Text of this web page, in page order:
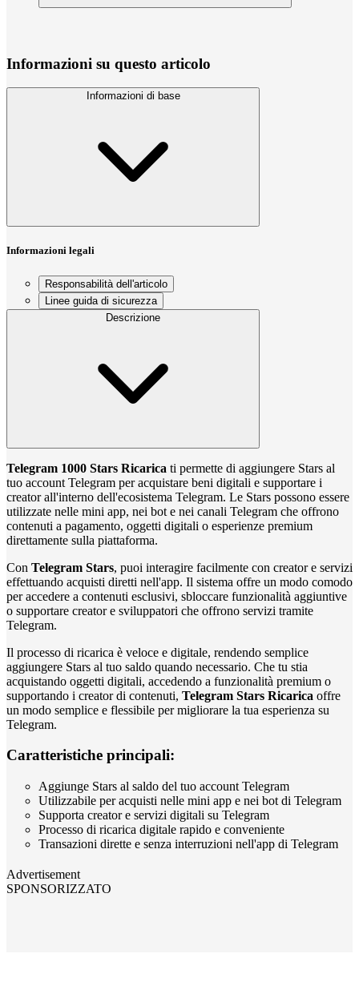
Informazioni su questo articolo
Informazioni di base
Informazioni legali
Responsabilità dell'articolo
Linee guida di sicurezza
Descrizione
Telegram 1000 Stars Ricarica ti permette di aggiungere Stars al
tuo account Telegram per acquistare beni digitali e supportare i
creator all'interno dell'ecosistema Telegram. Le Stars possono essere
utilizzate nelle mini app, nei bot e nei canali Telegram che offrono
contenuti a pagamento, oggetti digitali o esperienze premium
direttamente sulla piattaforma.
Con Telegram Stars, puoi interagire facilmente con creator e servizi
effettuando acquisti diretti nell'app. Il sistema offre un modo comodo
per accedere a contenuti esclusivi, sbloccare funzionalità aggiuntive
o supportare creator e sviluppatori che offrono servizi tramite
Telegram.
Il processo di ricarica è veloce e digitale, rendendo semplice
aggiungere Stars al tuo saldo quando necessario. Che tu stia
acquistando oggetti digitali, accedendo a funzionalità premium o
supportando i creator di contenuti, Telegram Stars Ricarica offre
un modo semplice e flessibile per migliorare la tua esperienza su
Telegram.
Caratteristiche principali:
Aggiunge Stars al saldo del tuo account Telegram
Utilizzabile per acquisti nelle mini app e nei bot di Telegram
Supporta creator e servizi digitali su Telegram
Processo di ricarica digitale rapido e conveniente
Transazioni dirette e senza interruzioni nell'app di Telegram
Advertisement
SPONSORIZZATO